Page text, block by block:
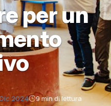
per un
2024 9 min di lettura